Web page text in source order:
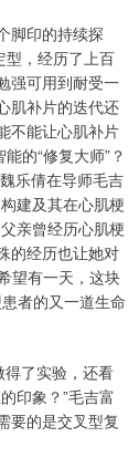
脚印的持续探
型，经历了上百
强可用到耐受一
肌补片的迭代还
不能让心肌补片
的“修复大师”？
乐倩在导师毛吉
建及其在心肌梗
亲曾经历心肌梗
的经历也让她对
望有一天，这块
者的又一道生命
了实验，还看
印象？”毛吉富
要的是交叉型复